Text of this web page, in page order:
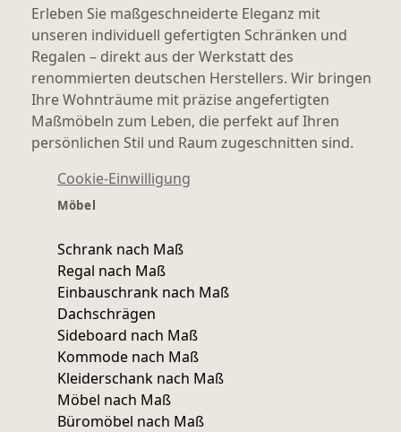
Erleben Sie maßgeschneiderte Eleganz mit
unseren individuell gefertigten Schränken und
Regalen – direkt aus der Werkstatt des
renommierten deutschen Herstellers. Wir bringen
Ihre Wohnträume mit präzise angefertigten
Maßmöbeln zum Leben, die perfekt auf Ihren
persönlichen Stil und Raum zugeschnitten sind.
Cookie-Einwilligung
Möbel
Schrank nach Maß
Regal nach Maß
Einbauschrank nach Maß
Dachschrägen
Sideboard nach Maß
Kommode nach Maß
Kleiderschank nach Maß
Möbel nach Maß
Büromöbel nach Maß